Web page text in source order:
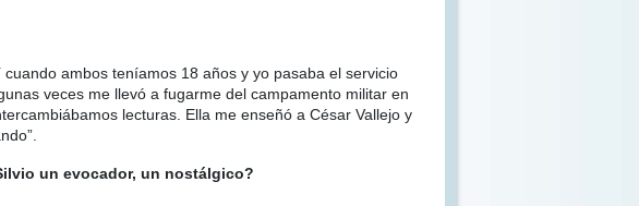
ambos teníamos 18 años y yo pasaba el servicio
veces me llevó a fugarme del campamento militar en
lecturas. Ella me enseñó a César Vallejo y
un evocador, un nostálgico?